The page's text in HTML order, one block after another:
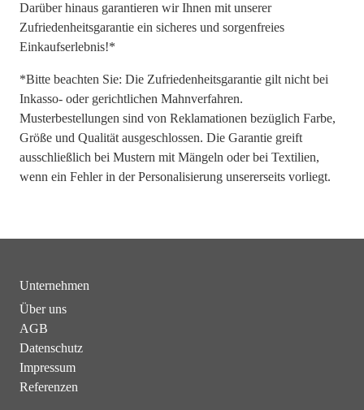
Darüber hinaus garantieren wir Ihnen mit unserer
Zufriedenheitsgarantie ein sicheres und sorgenfreies
Einkaufserlebnis!*
*Bitte beachten Sie: Die Zufriedenheitsgarantie gilt nicht bei
Inkasso- oder gerichtlichen Mahnverfahren.
Musterbestellungen sind von Reklamationen bezüglich Farbe,
Größe und Qualität ausgeschlossen. Die Garantie greift
ausschließlich bei Mustern mit Mängeln oder bei Textilien,
wenn ein Fehler in der Personalisierung unsererseits vorliegt.
Unternehmen
Über uns
AGB
Datenschutz
Impressum
Referenzen